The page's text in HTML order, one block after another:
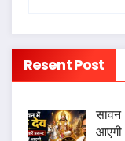
Resent Post